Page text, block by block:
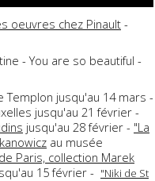
oeuvres chez Pinault -
- You are so beautiful -
Templon jusqu'au 14 mars -
jusqu'au 21 février -
jusqu'au 28 février - "La
au musée
Paris, collection Marek
15 février - "Niki de St